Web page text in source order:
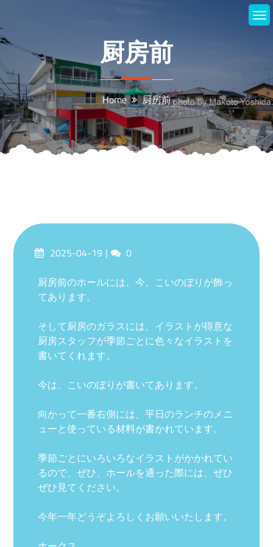
content
厨房前
Home 厨房前
Posted2025-04-19 Comments
0
厨房前のホールには、今、こいのぼりが飾っ
てあります。
そして厨房のガラスには、イラストが得意な
厨房スタッフが季節ごとに色々なイラストを
書いてくれます。
今は、こいのぼりが書いてあります。
向かって一番右側には、平日のランチのメニ
ューと使っている材料が書かれています。
季節ごとにいろいろなイラストがかかれてい
るので、ぜひ、ホールを通った際には、ぜひ
ぜひ見てください。
今年一年どうぞよろしくお願いいたします。